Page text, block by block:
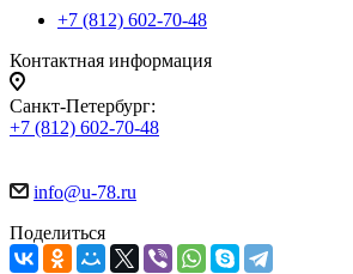
+7 (812) 602-70-48
Контактная информация
Санкт-Петербург:
+7 (812) 602-70-48
info@u-78.ru
Поделиться